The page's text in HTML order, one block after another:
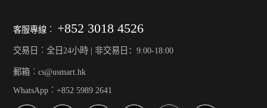
客服專線︰ +852 3018 4526
交易日︰全日24小時 | 非交易日：9:00-18:00
郵箱︰cs@usmart.hk
WhatsApp︰+852 5989 2641